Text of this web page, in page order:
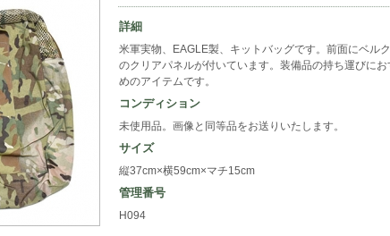
詳細
米軍実物、EAGLE製、キットバッグです。前面にベル
のクリアパネルが付いています。装備品の持ち運びにお
めのアイテムです。
コンディション
未使用品。画像と同等品をお送りいたします。
サイズ
縦37cm×横59cm×マチ15cm
管理番号
H094